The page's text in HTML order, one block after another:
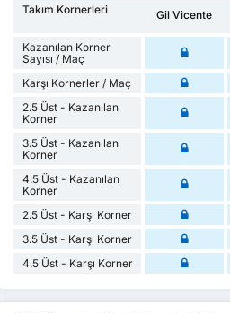
Takım Kornerleri Gil Vicente
Kazanılan Korner
Sayısı / Maç
Karşı Kornerler / Maç
2.5 Üst - Kazanılan
Korner
3.5 Üst - Kazanılan
Korner
4.5 Üst - Kazanılan
Korner
2.5 Üst - Karşı Korner
3.5 Üst - Karşı Korner
4.5 Üst - Karşı Korner